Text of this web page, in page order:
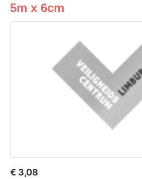
5m x 6cm
€ 3,08